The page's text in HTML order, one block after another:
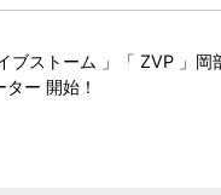
ブストーム 」「 ZVP 」
ター 開始！